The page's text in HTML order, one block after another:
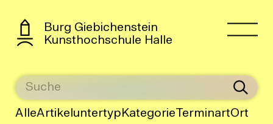
Burg Giebichenstein
Kunsthochschule Halle
AlleArtikeluntertyp KategorieTerminartOrt